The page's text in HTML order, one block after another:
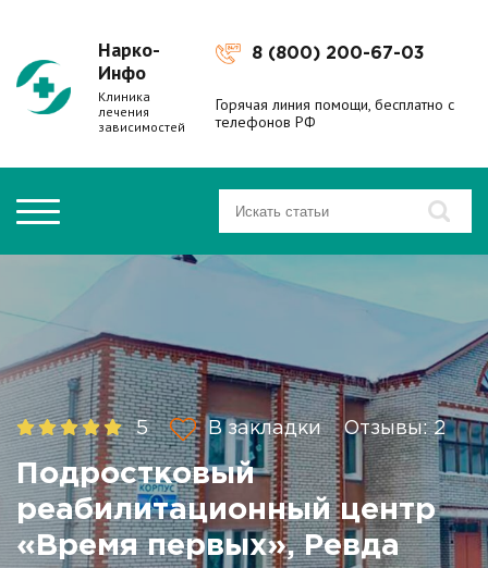
Нарко-
Инфо
Клиника
лечения
зависимостей
8 (800) 200-67-03
Горячая линия помощи, бесплатно с
телефонов РФ
5 В закладки Отзывы: 2
Подростковый
реабилитационный центр
«Время первых», Ревда